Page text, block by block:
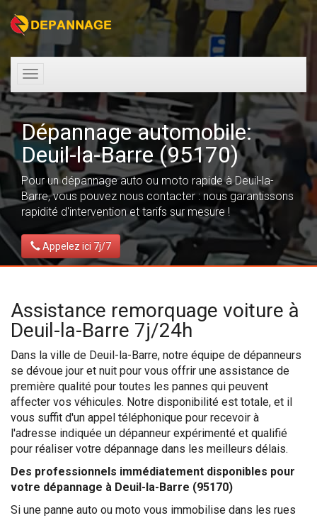
Toggle
navigation
Dépannage automobile:
Deuil-la-Barre (95170)
Pour un dépannage auto ou moto rapide à Deuil-la-
Barre, vous pouvez nous contacter : nous garantissons
rapidité d'intervention et tarifs sur mesure !
Appelez ici 7j/7
Assistance remorquage voiture à
Deuil-la-Barre 7j/24h
Dans la ville de Deuil-la-Barre, notre équipe de dépanneurs
se dévoue jour et nuit pour vous offrir une assistance de
première qualité pour toutes les pannes qui peuvent
affecter vos véhicules. Notre disponibilité est totale, et il
vous suffit d'un appel téléphonique pour recevoir à
l'adresse indiquée un dépanneur expérimenté et qualifié
pour réaliser votre dépannage dans les meilleurs délais.
Des professionnels immédiatement disponibles pour
votre dépannage à Deuil-la-Barre (95170)
Si une panne auto ou moto vous immobilise dans les rues